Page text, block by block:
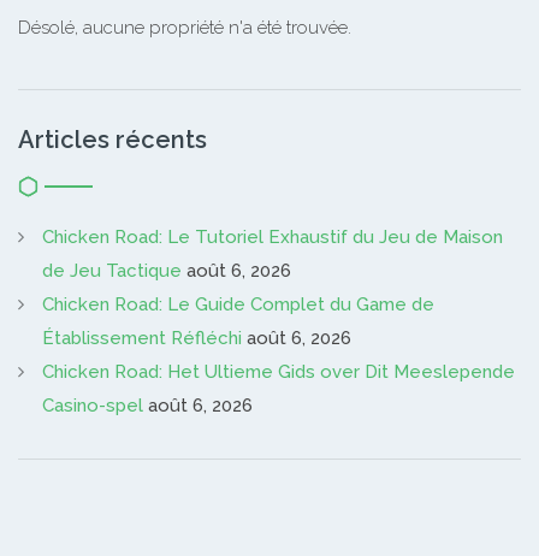
Désolé, aucune propriété n'a été trouvée.
Articles récents
Chicken Road: Le Tutoriel Exhaustif du Jeu de Maison
de Jeu Tactique août 6, 2026
Chicken Road: Le Guide Complet du Game de
Établissement Réfléchi août 6, 2026
Chicken Road: Het Ultieme Gids over Dit Meeslepende
Casino-spel août 6, 2026